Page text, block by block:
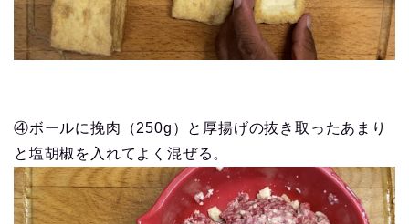
④ボールに挽肉（250g）と厚揚げの抜き取ったあまり
と塩胡椒を入れてよく混ぜる。